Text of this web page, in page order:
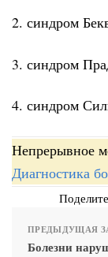
2. синдром
3. синдром
4. синдром
Непрерывное
Диагностика
ПРЕДЫДУЩАЯ
Болезни